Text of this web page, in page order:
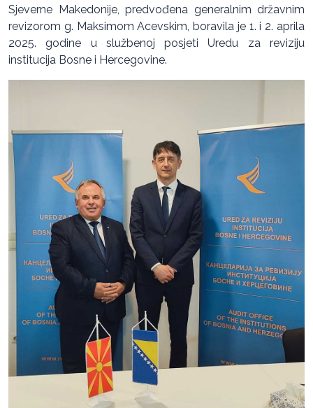
Sjeverne Makedonije, predvođena generalnim državnim
revizorom g. Maksimom Acevskim, boravila je 1. i 2. aprila
2025. godine u službenoj posjeti Uredu za reviziju
institucija Bosne i Hercegovine.